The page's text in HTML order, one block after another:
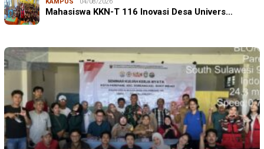
Mahasiswa KKN-T 116 Inovasi Desa Univers…